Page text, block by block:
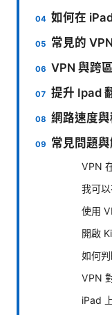
如何在
常見的
VPN 與跨
提升 Ipad
網路速度
常見問題與
VPN
我可
使用
開啟
如何
VPN
iPad